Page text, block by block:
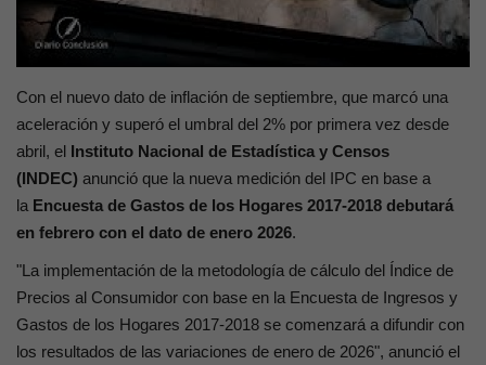
Con el nuevo dato de inflación de septiembre, que marcó una
aceleración y superó el umbral del 2% por primera vez desde
abril, el Instituto Nacional de Estadística y Censos
(INDEC) anunció que la nueva medición del IPC en base a
la Encuesta de Gastos de los Hogares 2017-2018 debutará
en febrero con el dato de enero 2026.
"La implementación de la metodología de cálculo del Índice de
Precios al Consumidor con base en la Encuesta de Ingresos y
Gastos de los Hogares 2017-2018 se comenzará a difundir con
los resultados de las variaciones de enero de 2026", anunció el